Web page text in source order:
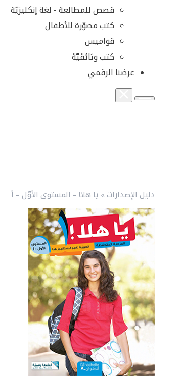
قصص للمطالعة - لغة إنكليزيّة
كتب مصوّرة للأطفال
قواميس
كتب وثائقيّة
عرضنا الرقمي
دليل الإصدارات » يا هلا! – المستوى الأوّل – أ